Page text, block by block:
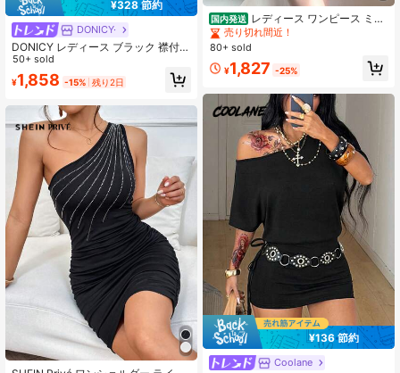
¥328 節約
DONICY·
DONICY レディース ブラック 襟付き
ジップアップ 半袖 タイト ボディコ
ン ミニワンピース カジュアル デー
ト向け
50+ sold
¥1,858 -15% 残り2日
国内発送 レディース ワンピース ミニ
ワンピース タイト カシュクール Vネ
ック 半袖 シャーリング アシンメト
無地 セクシー ボディコン お呼ばれ
パーティー ドレス デート 二次会 結
婚式 謝恩会 キャバドレス ナイトド
レス 発表会 きれいめ フェミニン 着
痩せ 体型カバー 脚長効果 細見え 骨
格ウェーブ 骨格ストレート 大人可愛
い 華やか 高級感 上品 20代 30代 40
代 春 夏 秋 冬 美シルエット ワンピ
ミニ丈 スリム 谷間 魅せ イベント 衣
装 ギャル服 韓国ファッション モテ
服 人気 撮影 舞台
売り切れ間近！
80+ sold
¥1,827 -25%
¥136 節約
Coolane